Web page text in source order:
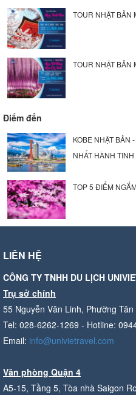
TOUR NHẬT BẢN
TOUR NHẬT BẢN
Điểm đến
KOBE NHẬT BẢN
NHẤT HÀNH TINH
TOP 5 ĐIỂM
LIÊN HỆ
CÔNG TY TNHH DU LỊCH
Trụ sở chính
55 Nguyễn Văn Linh, Phường
Tel: 028-6262-1269 - Hotline:
Email: info@univietravel.com
Văn phòng Quận 4
A5-15, Tầng 5, Tòa nhà Saigon